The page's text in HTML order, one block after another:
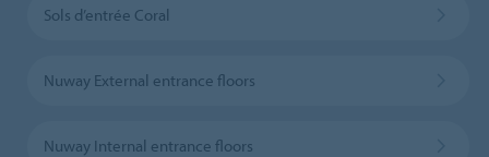
Sols d’entrée Coral
Nuway External entrance floors
Nuway Internal entrance floors